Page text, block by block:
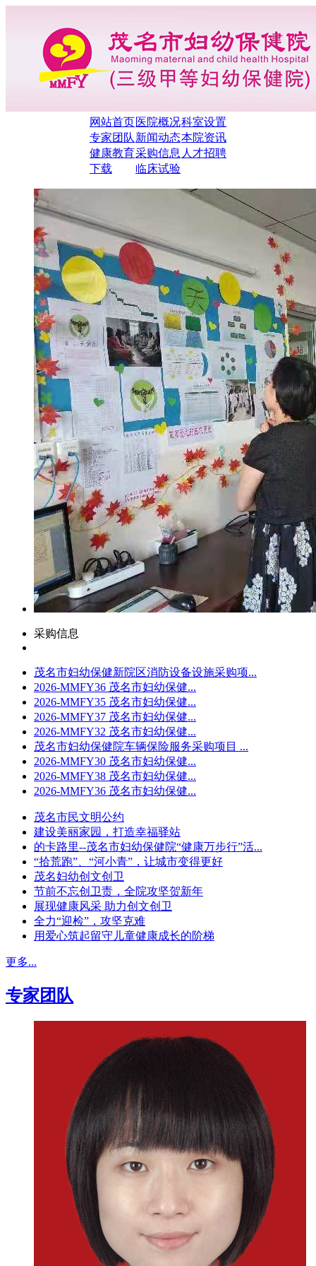
网站首页医院概况科室设置
专家团队 新闻动态本院资讯
健康教育采购信息 人才招聘
下载
临床试验
采购信息
茂名市妇幼保健新院区消防设备设施采购项...
2026-MMFY36 茂名市妇幼保健...
2026-MMFY35 茂名市妇幼保健...
2026-MMFY37 茂名市妇幼保健...
2026-MMFY32 茂名市妇幼保健...
茂名市妇幼保健院车辆保险服务采购项目 ...
2026-MMFY30 茂名市妇幼保健...
2026-MMFY38 茂名市妇幼保健...
2026-MMFY36 茂名市妇幼保健...
茂名市民文明公约
建设美丽家园，打造幸福驿站
的卡路里--茂名市妇幼保健院“健康万步行”活...
“拾荒跑”、“河小青”，让城市变得更好
茂名妇幼创文创卫
节前不忘创卫责，全院攻坚贺新年
展现健康风采 助力创文创卫
全力“迎检”，攻坚克难
用爱心筑起留守儿童健康成长的阶梯
更多...
专家团队